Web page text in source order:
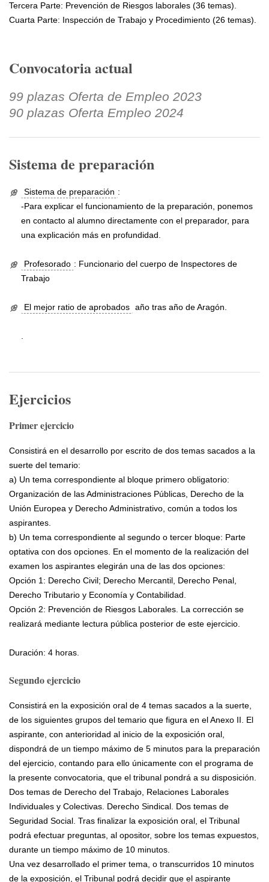
Tercera Parte: Prevención de Riesgos laborales (36 temas).
Cuarta Parte: Inspección de Trabajo y Procedimiento (26 temas).
Convocatoria actual
99 plazas Oferta de Empleo 2023
90 plazas Oferta Empleo 2024
Sistema de preparación
Sistema de preparación :
-Para explicar el funcionamiento de la preparación, ponemos
en contacto al alumno directamente con el preparador, para
una explicación más en profundidad.
Profesorado : Funcionario del cuerpo de Inspectores de
Trabajo
El mejor ratio de aprobados año tras año de Aragón.
Ejercicios
Primer ejercicio
Consistirá en el desarrollo por escrito de dos temas sacados a la
suerte del temario:
a) Un tema correspondiente al bloque primero obligatorio:
Organización de las Administraciones Públicas, Derecho de la
Unión Europea y Derecho Administrativo, común a todos los
aspirantes.
b) Un tema correspondiente al segundo o tercer bloque: Parte
optativa con dos opciones. En el momento de la realización del
examen los aspirantes elegirán una de las dos opciones:
Opción 1: Derecho Civil; Derecho Mercantil, Derecho Penal,
Derecho Tributario y Economía y Contabilidad.
Opción 2: Prevención de Riesgos Laborales. La corrección se
realizará mediante lectura pública posterior de este ejercicio.
Duración: 4 horas.
Segundo ejercicio
Consistirá en la exposición oral de 4 temas sacados a la suerte,
de los siguientes grupos del temario que figura en el Anexo II. El
aspirante, con anterioridad al inicio de la exposición oral,
dispondrá de un tiempo máximo de 5 minutos para la preparación
del ejercicio, contando para ello únicamente con el programa de
la presente convocatoria, que el tribunal pondrá a su disposición.
Dos temas de Derecho del Trabajo, Relaciones Laborales
Individuales y Colectivas. Derecho Sindical. Dos temas de
Seguridad Social. Tras finalizar la exposición oral, el Tribunal
podrá efectuar preguntas, al opositor, sobre los temas expuestos,
durante un tiempo máximo de 10 minutos.
Una vez desarrollado el primer tema, o transcurridos 10 minutos
de la exposición, el Tribunal podrá decidir que el aspirante